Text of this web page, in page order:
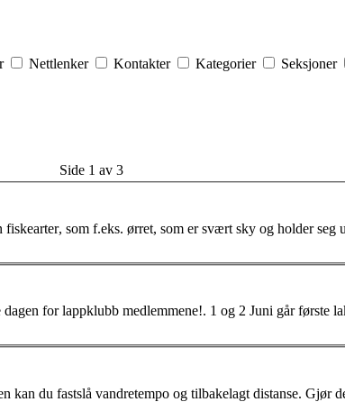
Nettlenker Kontakter Kategorier Seksjoner
Side 1 av 3
fiskearter, som f.eks. ørret, som er svært sky og holder seg
2 Juni går første laksefiske av stabelen, Brufoss står da
du fastslå vandretempo og tilbakelagt distanse. Gjør